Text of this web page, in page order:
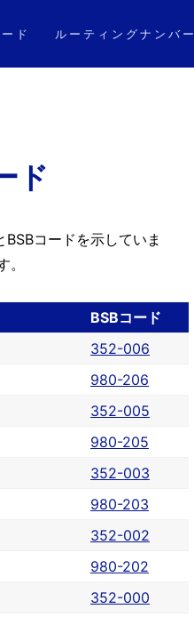
ド ルーティングナンバー
ド
コードを示していま
BSBコード
352-006
980-206
352-005
980-205
352-003
980-203
352-002
980-202
352-000